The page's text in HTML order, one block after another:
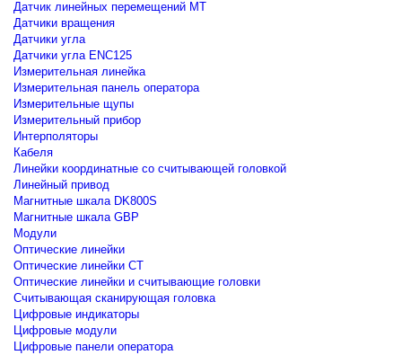
Датчик линейных перемещений MT
Датчики вращения
Датчики угла
Датчики угла ENC125
Измерительная линейка
Измерительная панель оператора
Измерительные щупы
Измерительный прибор
Интерполяторы
Кабеля
Линейки координатные со считывающей головкой
Линейный привод
Магнитные шкала DK800S
Магнитные шкала GBP
Модули
Оптические линейки
Оптические линейки CT
Оптические линейки и считывающие головки
Считывающая сканирующая головка
Цифровые индикаторы
Цифровые модули
Цифровые панели оператора